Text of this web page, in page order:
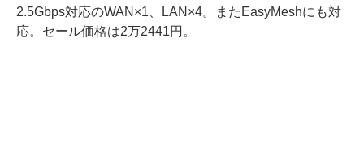
2.5Gbps対応のWAN×1、LAN×4。またEasyMeshにも対
応。セール価格は2万2441円。